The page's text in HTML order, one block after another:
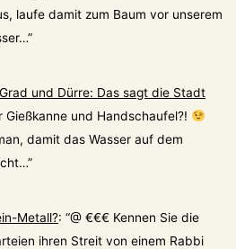
laufe damit zum Baum vor unserem
”
und Dürre: Das sagt die Stadt
Gießkanne und Handschaufel?!
damit das Wasser auf dem
”
Metall?: “@ €€€ Kennen Sie die
ihren Streit von einem Rabbi